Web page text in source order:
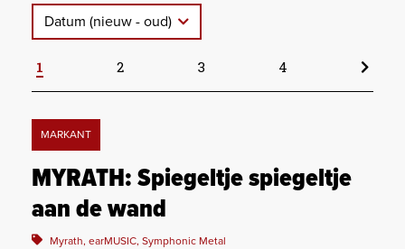
Datum (nieuw - oud)
1 2 3 4
MARKANT
MYRATH: Spiegeltje spiegeltje
aan de wand
Myrath, earMUSIC, Symphonic Metal